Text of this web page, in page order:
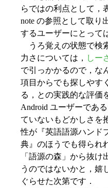
らではの利点として，
note の参照として取り
するユーザーにとって
うろ覚えの状態で検
力さについては， しー
で引っかかるので，な
項目からでも探しやす
る，との実践的な評価
Android ユーザーであ
ていないもどかしさを
性が『英語語源ハンド
典』のほうでも得られ
「語源の森」から抜け
うのではないかと，嬉
ぐらせた次第です．